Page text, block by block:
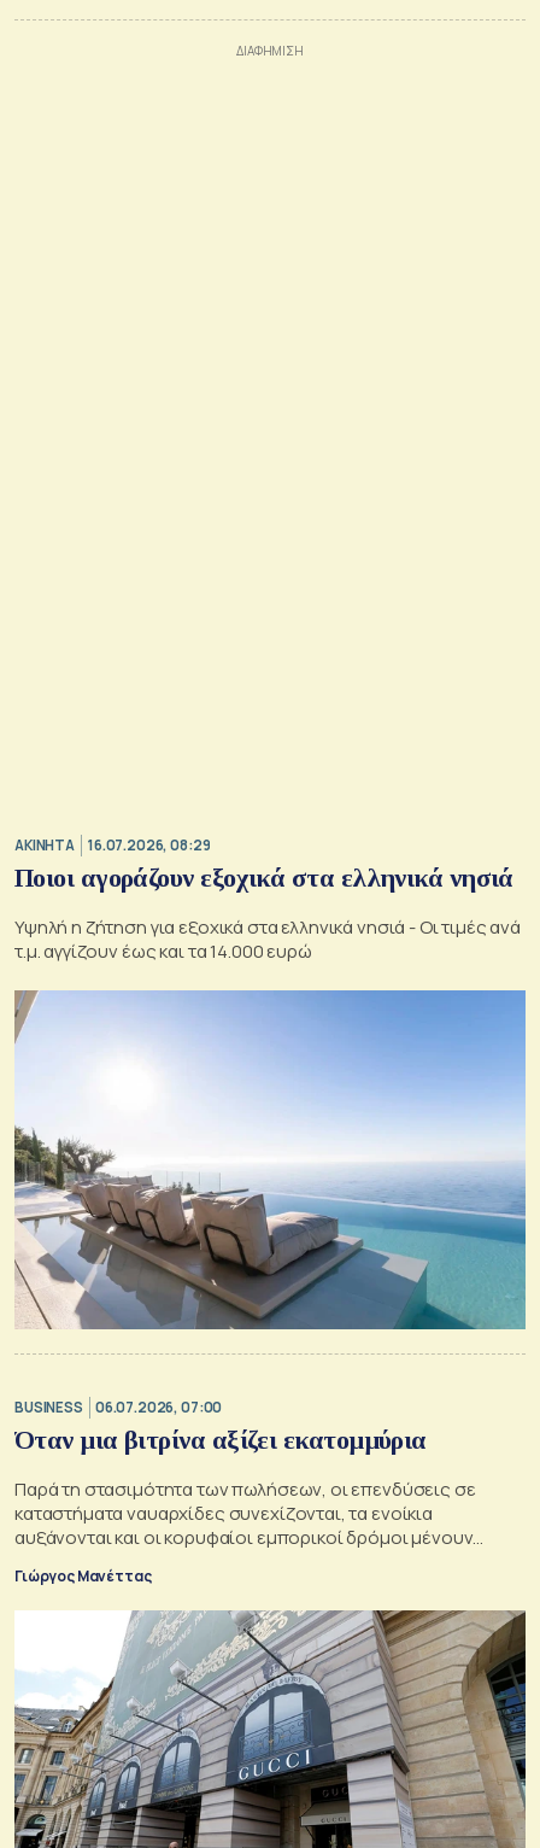
ΑΚΙΝΗΤΑ 16.07.2026, 08:29
Ποιοι αγοράζουν εξοχικά στα ελληνικά νησιά
Υψηλή η ζήτηση για εξοχικά στα ελληνικά νησιά - Οι τιμές ανά
τ.μ. αγγίζουν έως και τα 14.000 ευρώ
BUSINESS 06.07.2026, 07:00
Όταν μια βιτρίνα αξίζει εκατομμύρια
Παρά τη στασιμότητα των πωλήσεων, οι επενδύσεις σε
καταστήματα ναυαρχίδες συνεχίζονται, τα ενοίκια
αυξάνονται και οι κορυφαίοι εμπορικοί δρόμοι μένουν
Γιώργος Μανέττας